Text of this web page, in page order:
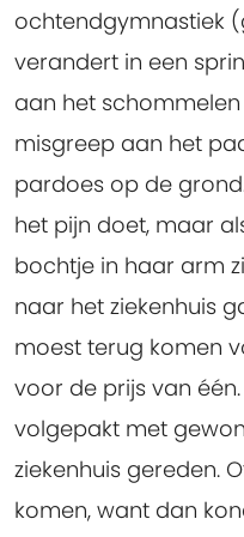
ochtendgymnastiek
verandert in een
aan het
misgreep aan het
pardoes op de
het pijn doet, maar
bochtje in haar arm
naar het ziekenhuis
moest terug komen
voor de prijs van
volgepakt met
ziekenhuis gereden.
komen, want dan